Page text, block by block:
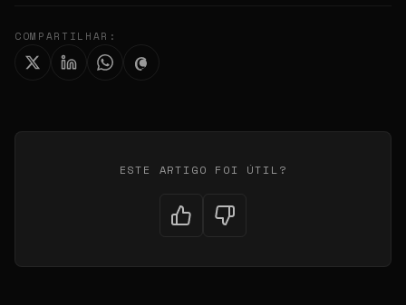
COMPARTILHAR:
ESTE ARTIGO FOI ÚTIL?